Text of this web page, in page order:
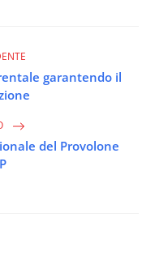
garantendo il
del Provolone